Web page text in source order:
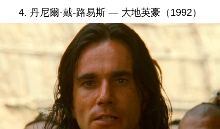
4. 丹尼爾·戴-路易斯 — 大地英豪（1992）